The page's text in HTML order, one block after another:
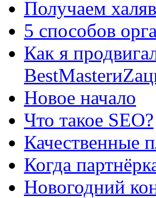
Получаем
5 способов
Как я
Новое начало
Что такое SEO?
Качественные
Когда
Новогодний